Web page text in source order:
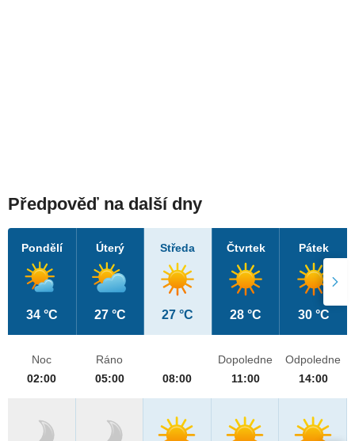
Předpověď na další dny
Pondělí
34 °C
Úterý
27 °C
Středa
27 °C
Čtvrtek
28 °C
Pátek
30 °C
Noc
02:00
Ráno
05:00
08:00
Dopoledne
11:00
Odpoledne
14:00